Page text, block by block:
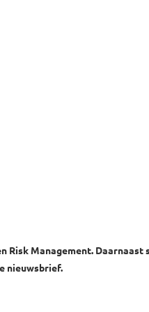
Risk Management.
nieuwsbrief.